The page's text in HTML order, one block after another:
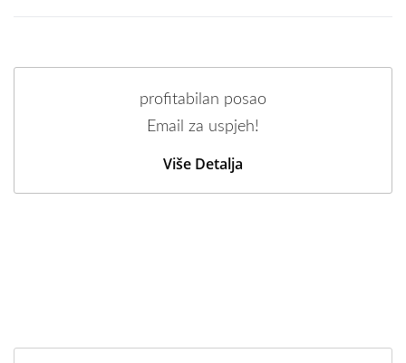
profitabilan posao
Email za uspjeh!
Više Detalja